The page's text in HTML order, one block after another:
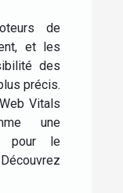
de
et les
des
précis.
Vitals
une
pour le